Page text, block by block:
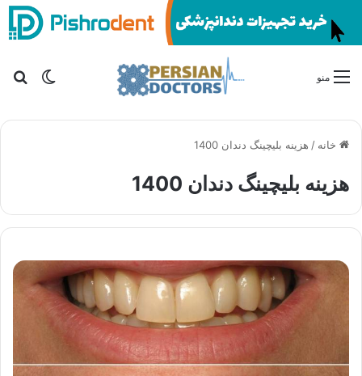
تغییر منو
خانه / هزینه بلیچینگ دندان 1400
هزینه بلیچینگ دندان 1400